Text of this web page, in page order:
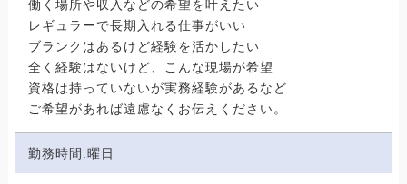
働く場所や収入などの希望を叶えたい
レギュラーで長期入れる仕事がいい
ブランクはあるけど経験を活かしたい
全く経験はないけど、こんな現場が希望
資格は持っていないが実務経験があるなど
ご希望があれば遠慮なくお伝えください。
勤務時間.曜日